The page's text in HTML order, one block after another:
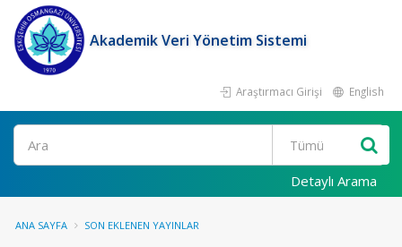
Akademik Veri Yönetim Sistemi
Araştırmacı Girişi English
Ara
Detaylı Arama
ANA SAYFA SON EKLENEN YAYINLAR